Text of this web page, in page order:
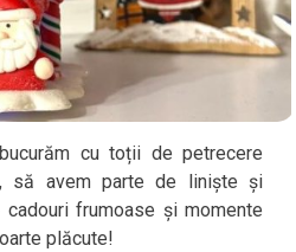
cu toții de petrecere
să avem parte de liniște și
frumoase și momente
plăcute!